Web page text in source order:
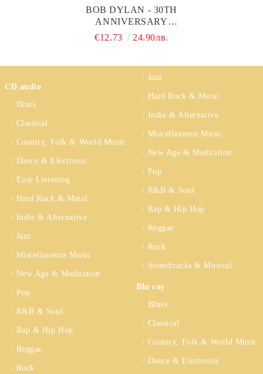
BOB DYLAN - 30TH
ANNIVERSARY
CONCERT
€12.73 24.90лв.
CD audio
Blues
Classical
Country, Folk & World Music
Dance & Electronic
Easy Listening
Hard Rock & Metal
Indie & Alternative
Jazz
Miscellaneous Music
New Age & Meditation
Pop
R&B & Soul
Rap & Hip Hop
Reggae
Rock
Jazz
Hard Rock & Metal
Indie & Alternative
Miscellaneous Music
New Age & Meditation
Pop
R&B & Soul
Rap & Hip Hop
Reggae
Rock
Soundtracks & Musical
Blu ray
Blues
Classical
Country, Folk & World Music
Dance & Electronic